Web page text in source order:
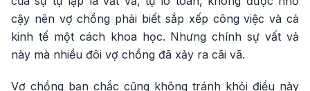
cậy nên vợ chồng phải biết sắp xếp công việc và cả
kinh tế một cách khoa học. Nhưng chính sự vất vả
này mà nhiều đôi vợ chồng đã xảy ra cãi vã.
Vợ chồng bạn chắc cũng không tránh khỏi điều này